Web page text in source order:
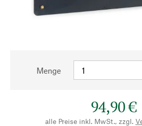
Menge
94,90 €
alle Preise inkl. MwSt., zzgl.